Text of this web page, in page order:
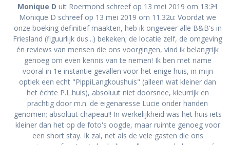
Monique D uit Roermond schreef op 13 mei 2019 om 13:21
Monique D schreef op 13 mei 2019 om 11.32u: Voordat we
onze boeking definitief maakten, heb ik ongeveer alle B&B's in
Friesland (figuurlijk dus...) bekeken; de locatie zelf, de omgeving
én reviews van mensen die ons voorgingen, vind ik belangrijk
genoeg om even kennis van te nemen! Ik ben met name
vooral in 1e instantie gevallen voor het enige huis, in mijn
optiek een echt "PippiLangkoushuis" (alleen wat kleiner dan
het échte P.L.huis), absoluut niet doorsnee, kleurrijk en
prachtig door m.n. de eigenaresse Lucie onder handen
genomen; absoluut chapeau!! In werkelijkheid was het huis iets
kleiner dan het op de foto's oogde, maar ruimte genoeg voor
een short stay. Ik zal, net als de vele gasten die ons
...